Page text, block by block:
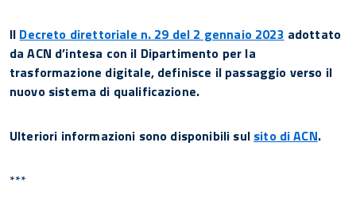
Il Decreto direttoriale n. 29 del 2 gennaio 2023 adottato
da ACN d’intesa con il Dipartimento per la
trasformazione digitale, definisce il passaggio verso il
nuovo sistema di qualificazione.
Ulteriori informazioni sono disponibili sul sito di ACN.
***